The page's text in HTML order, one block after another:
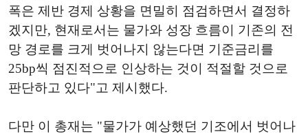
폭은 제반 경제 상황을 면밀히 점검하면서 결정하
겠지만, 현재로서는 물가와 성장 흐름이 기존의 전
망 경로를 크게 벗어나지 않는다면 기준금리를
25bp씩 점진적으로 인상하는 것이 적절할 것으로
판단하고 있다"고 제시했다.
다만 이 총재는 "물가가 예상했던 기조에서 벗어나